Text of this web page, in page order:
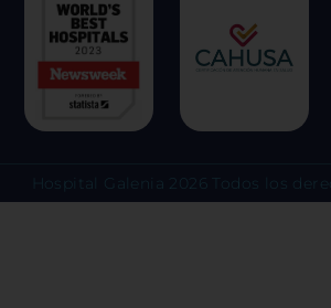
Hospital Galenia 2026 Todos los
Permitir
Sistema